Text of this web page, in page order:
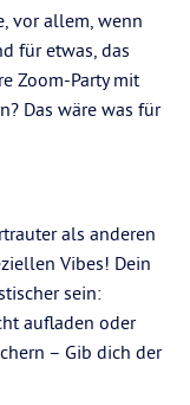
vor allem, wenn
für etwas, das
Zoom-Party mit
Das wäre was für
als anderen
Vibes! Dein
sein:
aufladen oder
– Gib dich der